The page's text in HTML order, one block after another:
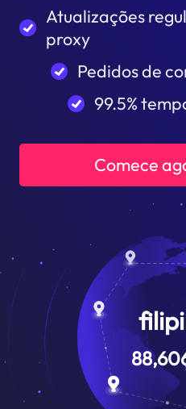
Atualizações
proxy
Pedidos de
99.5%
Comece